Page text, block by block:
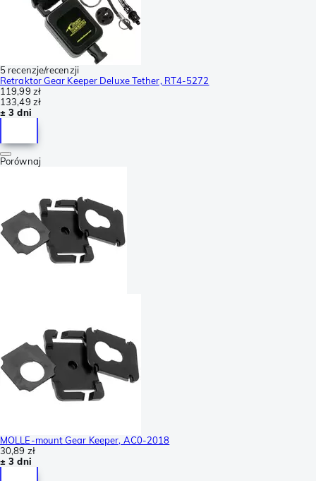
5 recenzje/recenzji
Retraktor Gear Keeper Deluxe Tether, RT4-5272
119,99 zł
133,49 zł
± 3 dni
Porównaj
MOLLE-mount Gear Keeper, AC0-2018
30,89 zł
± 3 dni